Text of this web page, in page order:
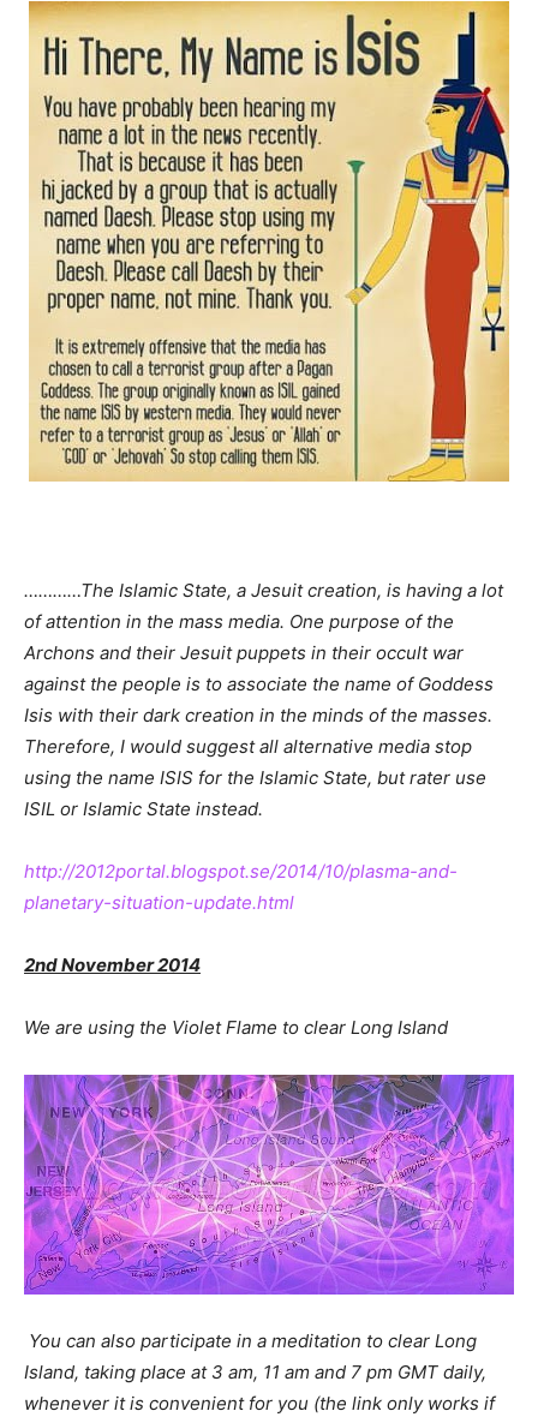
…………The Islamic State, a Jesuit creation, is having a lot
of attention in the mass media. One purpose of the
Archons and their Jesuit puppets in their occult war
against the people is to associate the name of Goddess
Isis with their dark creation in the minds of the masses.
Therefore, I would suggest all alternative media stop
using the name ISIS for the Islamic State, but rater use
ISIL or Islamic State instead.
http://2012portal.blogspot.se/2014/10/plasma-and-
planetary-situation-update.html
2nd November 2014
We are using the Violet Flame to clear Long Island
You can also participate in a meditation to clear Long
Island, taking place at 3 am, 11 am and 7 pm GMT daily,
whenever it is convenient for you (the link only works if